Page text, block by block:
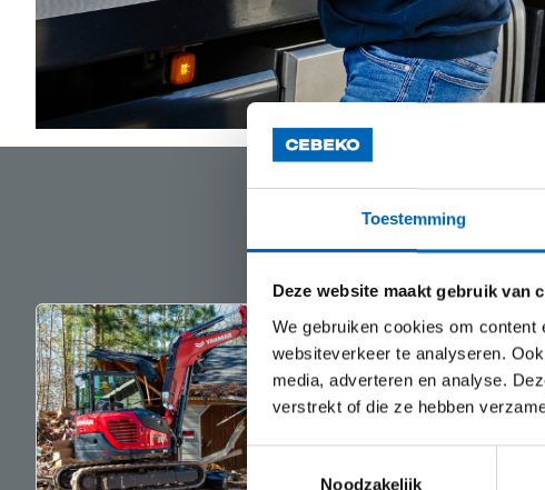
Toestemming
Deze website maakt gebruik van
We gebruiken cookies om
websiteverkeer te analyseren.
media, adverteren en analyse.
verstrekt of die ze hebben
Noodzakelijk